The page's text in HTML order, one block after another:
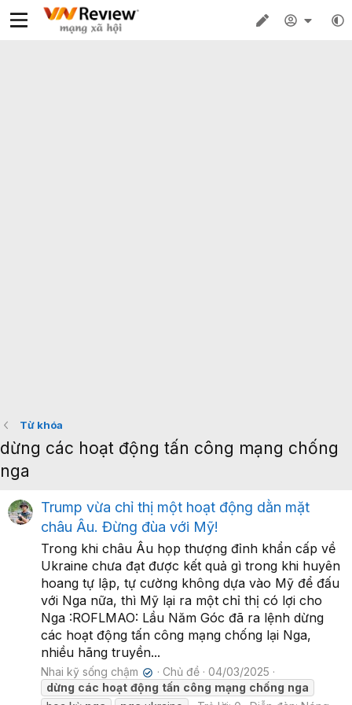
Từ khóa
dừng các hoạt động tấn công mạng chống
nga
Trump vừa chỉ thị một hoạt động dằn mặt
châu Âu. Đừng đùa với Mỹ!
Trong khi châu Âu họp thượng đỉnh khẩn cấp về
Ukraine chưa đạt được kết quả gì trong khi huyên
hoang tự lập, tự cường không dựa vào Mỹ để đấu
với Nga nữa, thì Mỹ lại ra một chỉ thị có lợi cho
Nga :ROFLMAO: Lầu Năm Góc đã ra lệnh dừng
các hoạt động tấn công mạng chống lại Nga,
nhiều hãng truyền...
Nhai kỹ sống chậm ✔ Chủ đề
04/03/2025
dừng các hoạt động tấn công mạng chống nga